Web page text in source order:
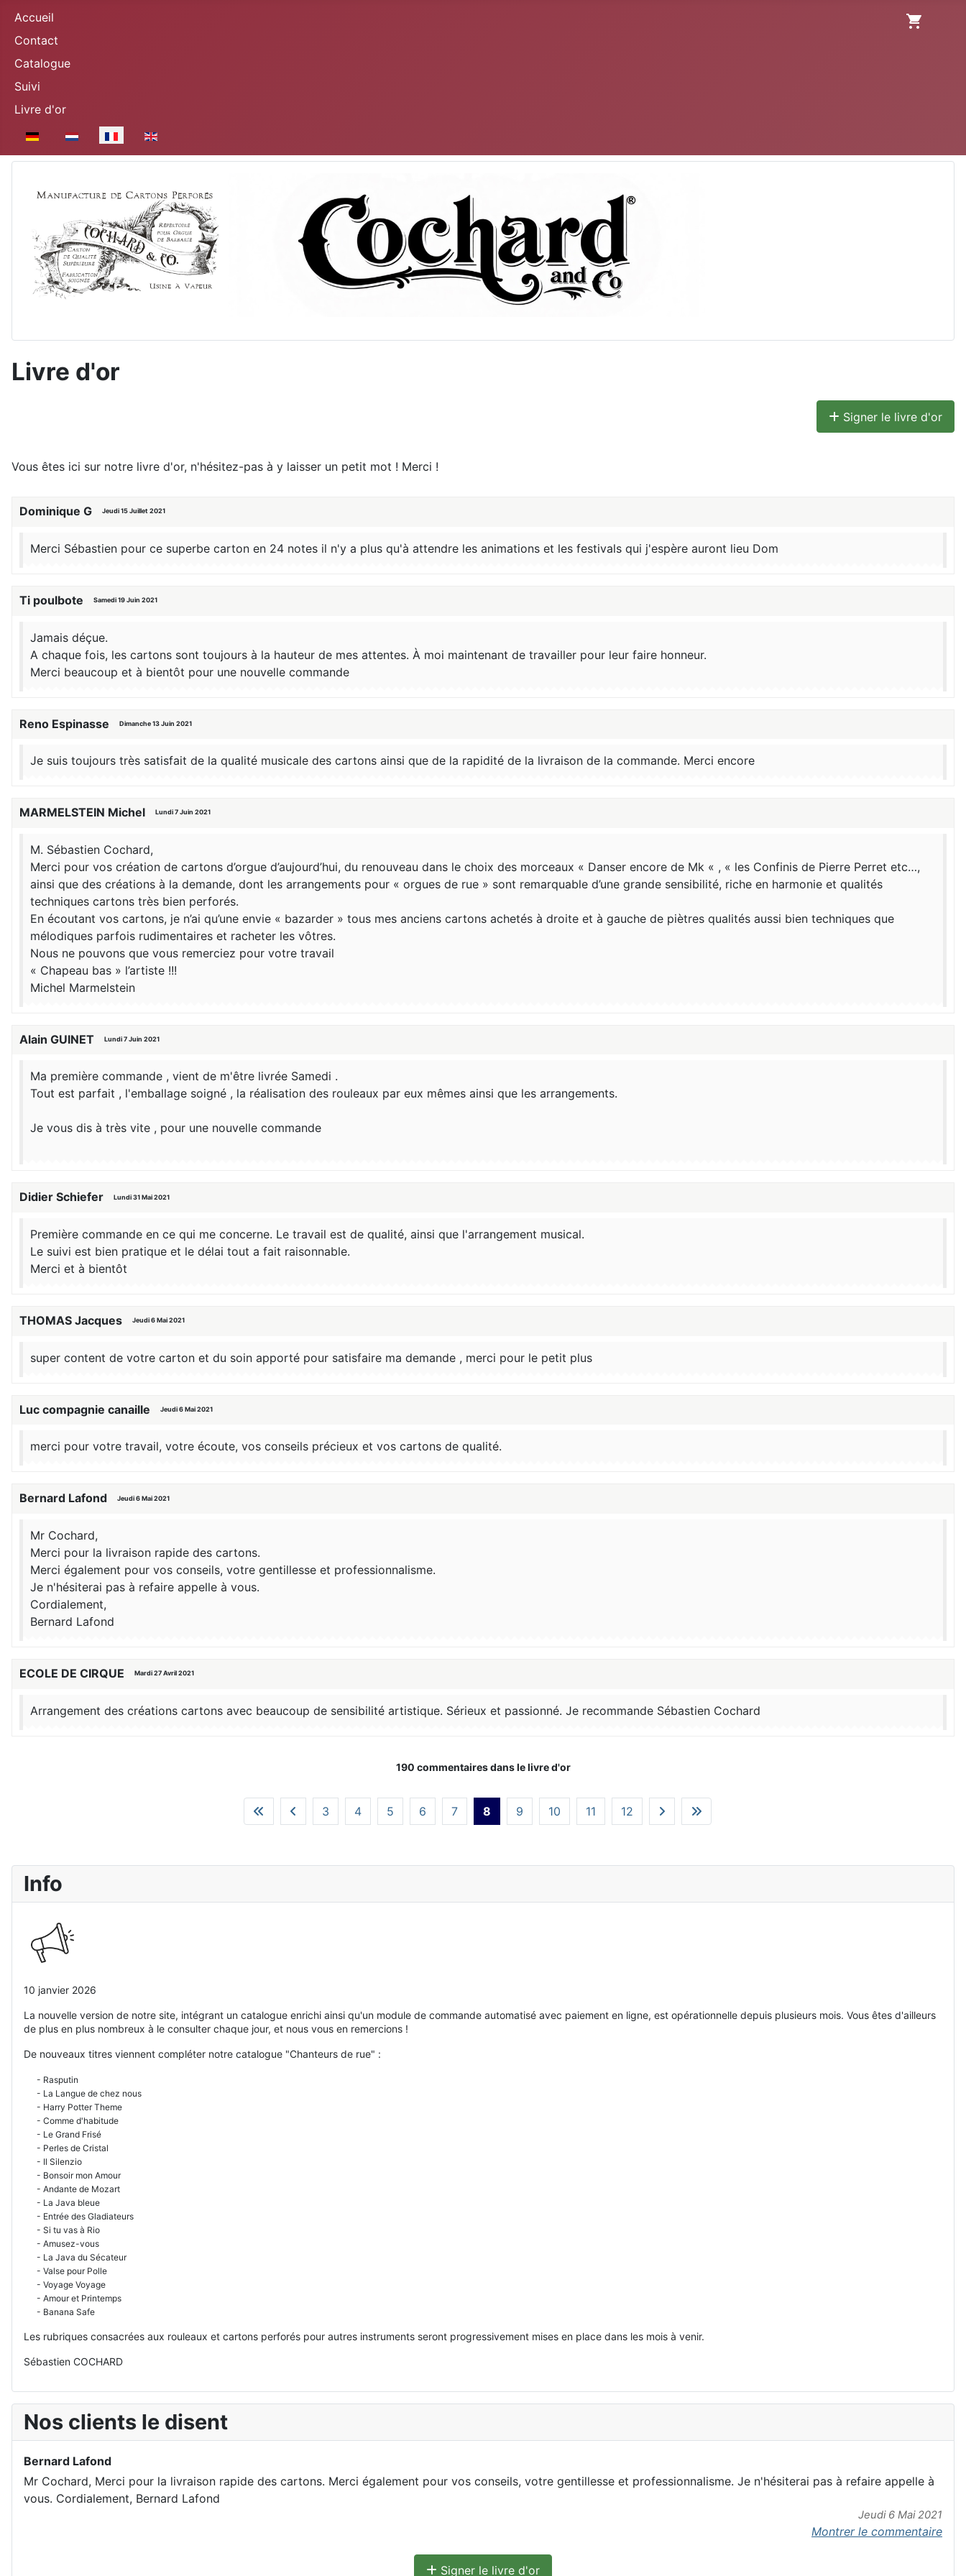
Accueil
Contact
Catalogue
Suivi
Livre d'or
Sélectionnez votre langue
Info
10 janvier 2026
La nouvelle version de notre site, intégrant un catalogue enrichi ainsi qu'un module de commande automatisé avec paiement en ligne, est opérationnelle depuis plusieurs mois. Vous êtes d'ailleurs
de plus en plus nombreux à le consulter chaque jour, et nous vous en remercions !
De nouveaux titres viennent compléter notre catalogue "Chanteurs de rue" :
- Rasputin
- La Langue de chez nous
- Harry Potter Theme
- Comme d'habitude
- Le Grand Frisé
- Perles de Cristal
- Il Silenzio
- Bonsoir mon Amour
- Andante de Mozart
- La Java bleue
- Entrée des Gladiateurs
- Si tu vas à Rio
- Amusez-vous
- La Java du Sécateur
- Valse pour Polle
- Voyage Voyage
- Amour et Printemps
- Banana Safe
Les rubriques consacrées aux rouleaux et cartons perforés pour autres instruments seront progressivement mises en place dans les mois à venir.
Sébastien COCHARD
Nos clients le disent
Bernard Lafond
Mr Cochard, Merci pour la livraison rapide des cartons. Merci également pour vos conseils, votre gentillesse et professionnalisme. Je n'hésiterai pas à refaire appelle à
vous. Cordialement, Bernard Lafond
Jeudi 6 Mai 2021
Montrer le commentaire
Signer le livre d'or
Livre d'or
Signer le livre d'or
Vous êtes ici sur notre livre d'or, n'hésitez-pas à y laisser un petit mot ! Merci !
Dominique G Jeudi 15 Juillet 2021
Merci Sébastien pour ce superbe carton en 24 notes il n'y a plus qu'à attendre les animations et les festivals qui j'espère auront lieu Dom
Ti poulbote Samedi 19 Juin 2021
Jamais déçue.
A chaque fois, les cartons sont toujours à la hauteur de mes attentes. À moi maintenant de travailler pour leur faire honneur.
Merci beaucoup et à bientôt pour une nouvelle commande
Reno Espinasse Dimanche 13 Juin 2021
Je suis toujours très satisfait de la qualité musicale des cartons ainsi que de la rapidité de la livraison de la commande. Merci encore
MARMELSTEIN Michel Lundi 7 Juin 2021
M. Sébastien Cochard,
Merci pour vos création de cartons d’orgue d’aujourd’hui, du renouveau dans le choix des morceaux « Danser encore de Mk « , « les Confinis de Pierre Perret etc…,
ainsi que des créations à la demande, dont les arrangements pour « orgues de rue » sont remarquable d’une grande sensibilité, riche en harmonie et qualités
techniques cartons très bien perforés.
En écoutant vos cartons, je n’ai qu’une envie « bazarder » tous mes anciens cartons achetés à droite et à gauche de piètres qualités aussi bien techniques que
mélodiques parfois rudimentaires et racheter les vôtres.
Nous ne pouvons que vous remerciez pour votre travail
« Chapeau bas » l’artiste !!!
Michel Marmelstein
Alain GUINET Lundi 7 Juin 2021
Ma première commande , vient de m'être livrée Samedi .
Tout est parfait , l'emballage soigné , la réalisation des rouleaux par eux mêmes ainsi que les arrangements.
Je vous dis à très vite , pour une nouvelle commande
Didier Schiefer Lundi 31 Mai 2021
Première commande en ce qui me concerne. Le travail est de qualité, ainsi que l'arrangement musical.
Le suivi est bien pratique et le délai tout a fait raisonnable.
Merci et à bientôt
THOMAS Jacques Jeudi 6 Mai 2021
super content de votre carton et du soin apporté pour satisfaire ma demande , merci pour le petit plus
Luc compagnie canaille Jeudi 6 Mai 2021
merci pour votre travail, votre écoute, vos conseils précieux et vos cartons de qualité.
Bernard Lafond Jeudi 6 Mai 2021
Mr Cochard,
Merci pour la livraison rapide des cartons.
Merci également pour vos conseils, votre gentillesse et professionnalisme.
Je n'hésiterai pas à refaire appelle à vous.
Cordialement,
Bernard Lafond
ECOLE DE CIRQUE Mardi 27 Avril 2021
Arrangement des créations cartons avec beaucoup de sensibilité artistique. Sérieux et passionné. Je recommande Sébastien Cochard
190 commentaires dans le livre d'or
3 4 5 6 7 8 9 10 11 12